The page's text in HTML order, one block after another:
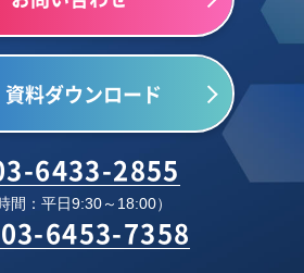
資料ダウンロード
6433-2855
間：平日9:30～18:00）
6453-7358